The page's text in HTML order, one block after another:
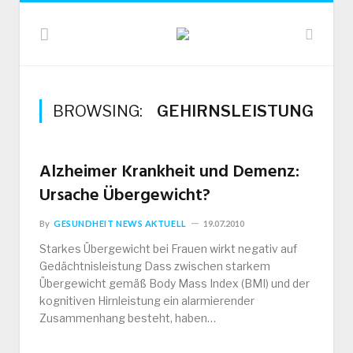
BROWSING: GEHIRNSLEISTUNG
Alzheimer Krankheit und Demenz:
Ursache Übergewicht?
By GESUNDHEIT NEWS AKTUELL 19.07.2010
Starkes Übergewicht bei Frauen wirkt negativ auf
Gedächtnisleistung Dass zwischen starkem
Übergewicht gemäß Body Mass Index (BMI) und der
kognitiven Hirnleistung ein alarmierender
Zusammenhang besteht, haben…